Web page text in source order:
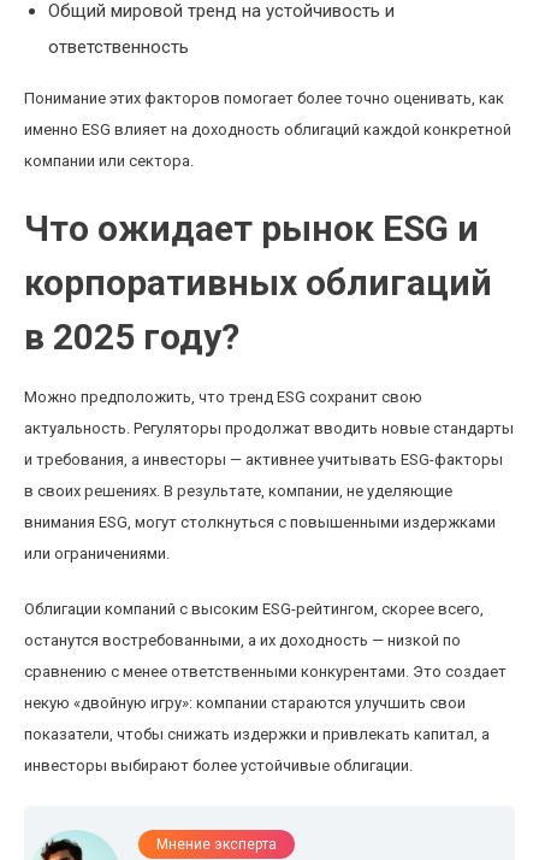
Общий мировой тренд на устойчивость и
ответственность
Понимание этих факторов помогает более точно оценивать, как
именно ESG влияет на доходность облигаций каждой конкретной
компании или сектора.
Что ожидает рынок ESG и
корпоративных облигаций
в 2025 году?
Можно предположить, что тренд ESG сохранит свою
актуальность. Регуляторы продолжат вводить новые стандарты
и требования, а инвесторы — активнее учитывать ESG-факторы
в своих решениях. В результате, компании, не уделяющие
внимания ESG, могут столкнуться с повышенными издержками
или ограничениями.
Облигации компаний с высоким ESG-рейтингом, скорее всего,
останутся востребованными, а их доходность — низкой по
сравнению с менее ответственными конкурентами. Это создает
некую «двойную игру»: компании стараются улучшить свои
показатели, чтобы снижать издержки и привлекать капитал, а
инвесторы выбирают более устойчивые облигации.
Мнение эксперта